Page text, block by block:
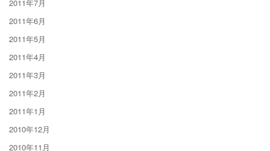
2011年7月
2011年6月
2011年5月
2011年4月
2011年3月
2011年2月
2011年1月
2010年12月
2010年11月